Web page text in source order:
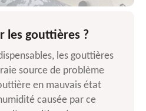
les gouttières ?
les gouttières
source de problème
en mauvais état
causée par ce